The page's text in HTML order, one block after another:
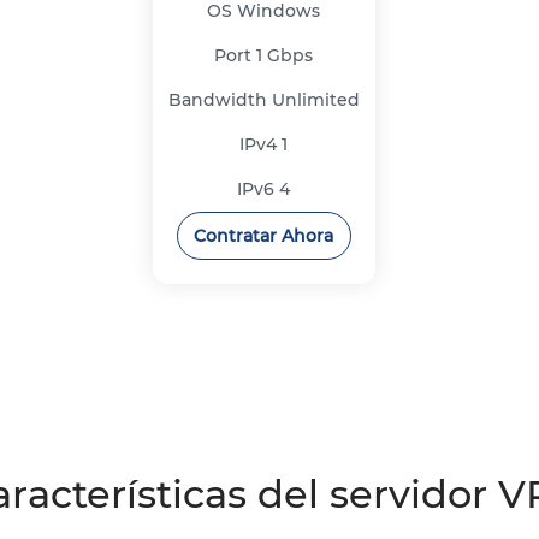
OS Windows
Port 1 Gbps
Bandwidth Unlimited
IPv41
IPv6 4
Contratar Ahora
del servidor